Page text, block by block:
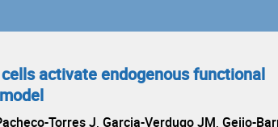
activate endogenous functional
Torres J, Garcia-Verdugo JM, Geijo-